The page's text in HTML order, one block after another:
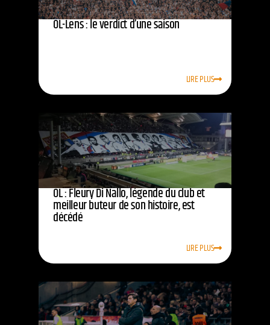
OL-Lens : le verdict d’une saison
LIRE PLUS
OL : Fleury Di Nallo, légende du club et
meilleur buteur de son histoire, est
décédé
LIRE PLUS